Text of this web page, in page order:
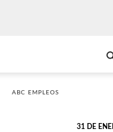
ABC EMPLEOS
31 DE